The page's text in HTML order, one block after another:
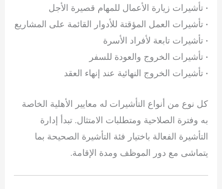
• تأشيرات زيارة الأعمال للمهام قصيرة الأجل
• تأشيرات العمل المؤقتة للأدوار القائمة على المشاريع
• تأشيرات تابعة لأفراد الأسرة
• تأشيرات الخروج والعودة للسفر
• تأشيرات الخروج النهائية عند إنهاء العقد
كل نوع من أنواع التأشيرات له معايير الأهلية الخاصة
به وفترة الصلاحية ومتطلبات الامتثال. تبدأ إدارة
التأشيرة الفعالة باختيار فئة التأشيرة الصحيحة بما
يتماشى مع دور الموظف ومدة الإقامة.